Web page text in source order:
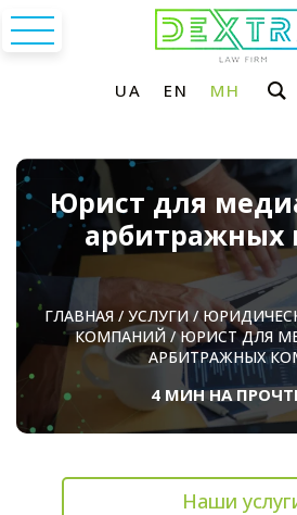
Юрист для
арбитражных
ГЛАВНАЯ/ УСЛУГИ/
КОМПАНИЙ/ЮРИСТ ДЛЯ
АРБИТРАЖНЫХ
4 МИН НА
Наши